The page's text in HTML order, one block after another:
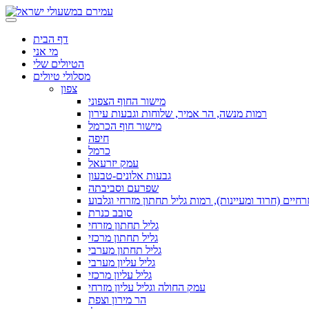
דף הבית
מי אני
הטיולים שלי
מסלולי טיולים
צפון
מישור החוף הצפוני
רמות מנשה, הר אמיר, שלוחות וגבעות עירון
מישור חוף הכרמל
חיפה
כרמל
עמק יזרעאל
גבעות אלונים-טבעון
שפרעם וסביבתה
(חרוד ומעיינות), רמות גליל תחתון מזרחי וגלבוע
סובב כנרת
גליל תחתון מזרחי
גליל תחתון מרכזי
גליל תחתון מערבי
גליל עליון מערבי
גליל עליון מרכזי
עמק החולה וגליל עליון מזרחי
הר מירון וצפת